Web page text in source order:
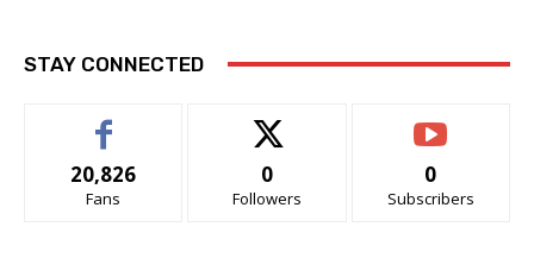
STAY CONNECTED
20,826
Fans
0
Followers
0
Subscribers